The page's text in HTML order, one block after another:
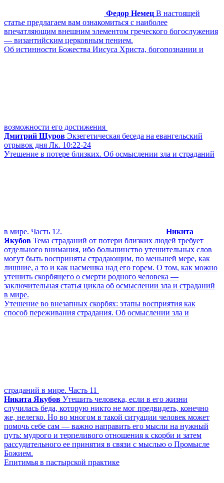
Федор Немец В настоящей
статье предлагаем вам ознакомиться с наиболее
впечатляющим внешним элементом греческого богослужения
— византийским церковным пением.
Об истинности Божества Иисуса Христа, богопознании и
возможности его достижения
Дмитрий Щуров Экзегетическая беседа на евангельский
отрывок дня Лк. 10:22-24
Утешение в потере близких. Об осмыслении зла и страданий
в мире. Часть 12.
Никита
Якубов Тема страданий от потери близких людей требует
отдельного внимания, ибо большинство утешительных слов
могут быть восприняты страдающим, по меньшей мере, как
лишние, а то и как насмешка над его горем. О том, как можно
утешить скорбящего о смерти родного человека —
заключительная статья цикла об осмыслении зла и страданий
в мире.
Утешение во внезапных скорбях: этапы восприятия как
способ переживания страдания. Об осмыслении зла и
страданий в мире. Часть 11
Никита Якубов Утешить человека, если в его жизни
случилась беда, которую никто не мог предвидеть, конечно
же, нелегко. Но во многом в такой ситуации человек может
помочь себе сам — важно направить его мысли на нужный
путь: мудрого и терпеливого отношения к скорби и затем
рассудительного ее принятия в связи с мыслью о Промысле
Божием.
Епитимья в пастырской практике